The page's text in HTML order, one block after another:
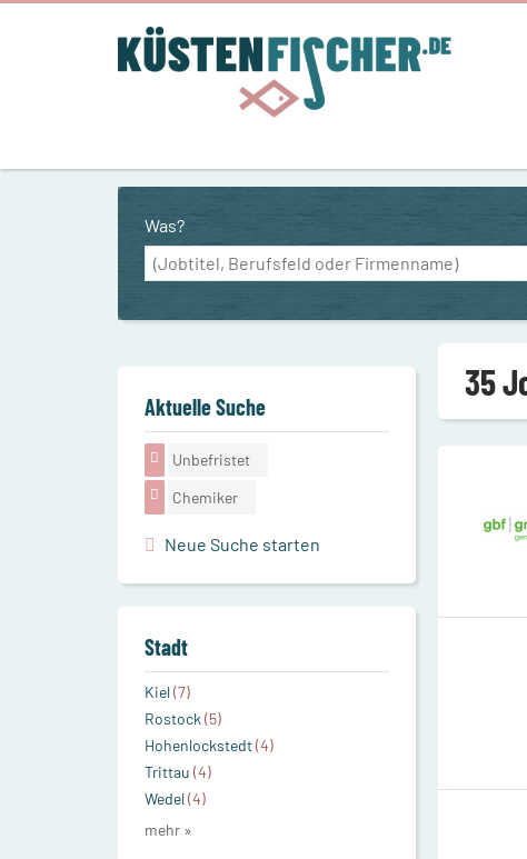
Was?
35
Aktuelle Suche
Unbefristet
Chemiker
Neue Suche starten
Stadt
Kiel(7)
Rostock (5)
Hohenlockstedt(4)
Trittau (4)
Wedel(4)
mehr »